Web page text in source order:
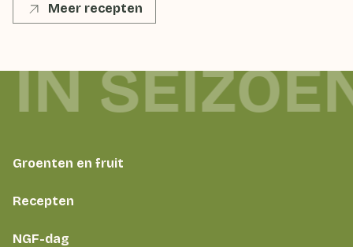
Meer recepten
Groenten en fruit
Recepten
NGF-dag